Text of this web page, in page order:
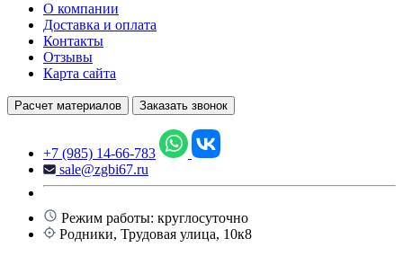
О компании
Доставка и оплата
Контакты
Отзывы
Карта сайта
Расчет материалов Заказать звонок
+7 (985) 14-66-783
sale@zgbi67.ru
Режим работы: круглосуточно
Родники, Трудовая улица, 10к8